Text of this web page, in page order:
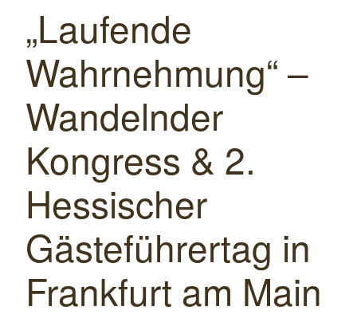
„Laufende
Wahrnehmung“ –
Wandelnder
Kongress & 2.
Hessischer
Gästeführertag in
Frankfurt am Main